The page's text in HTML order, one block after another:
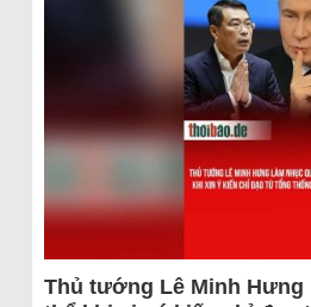
Thủ tướng Lê Minh Hưng